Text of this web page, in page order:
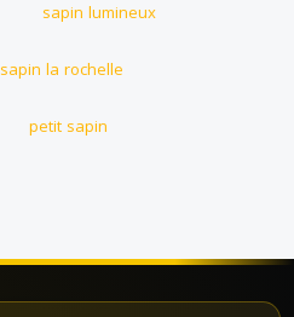
sapin lumineux
sapin la rochelle
petit sapin